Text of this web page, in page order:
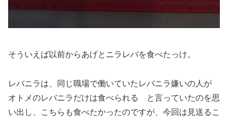
そういえば以前からあげとニラレバを食べたっけ。
レバニラは、同じ職場で働いていたレバニラ嫌いの人が
オトメのレバニラだけは食べられる と言っていたのを思
い出し、こちらも食べたかったのですが、今回は見送るこ